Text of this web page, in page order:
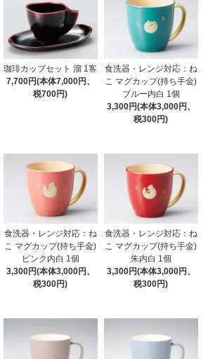
珈琲カップセット 溜 1客
7,700円(本体7,000円、
税700円)
食洗器・レンジ対応：ね
こ マグカップ(持ち手金)
ブルー内白 1個
3,300円(本体3,000円、
税300円)
食洗器・レンジ対応：ね
こ マグカップ(持ち手金)
ピンク内白 1個
3,300円(本体3,000円、
税300円)
食洗器・レンジ対応：ね
こ マグカップ(持ち手金)
朱内白 1個
3,300円(本体3,000円、
税300円)